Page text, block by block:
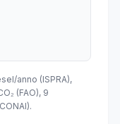
anno (ISPRA),
(FAO), 9